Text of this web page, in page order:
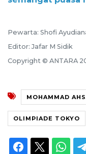
Pewarta: Shofi
Editor: Jafar M Sidik
Copyright © ANTARA
MOHAMMAD
OLIMPIADE TOKYO